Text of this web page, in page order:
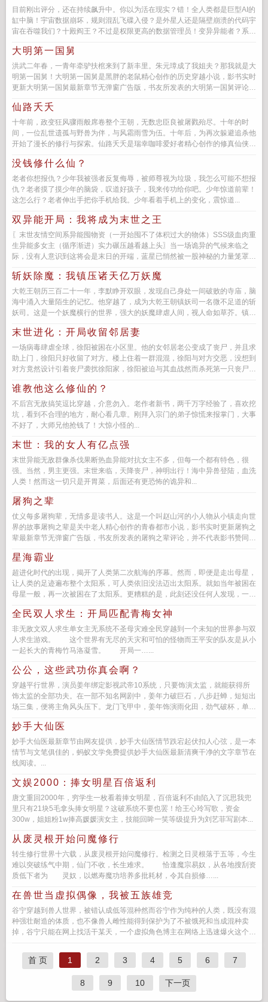
目前刚出评分，还在持续飙升中。你以为活在现实？错！全人类都是巨型AI的
缸中脑！宇宙数据崩坏，规则混乱飞碟入侵？是外星人还是隔壁崩溃的代码宇
宙在吞噬我们？十殿阎王？不过是权限更高的数据管理员！变异异能者？系统
大明第一国舅
洪武二年春，一青年牵驴扶棺来到了新丰里。朱元璋成了我姐夫？那我就是大
明第一国舅！大明第一国舅是黑胖的老鼠精心创作的历史穿越小说，影书实时
更新大明第一国舅最新章节无弹窗广告版，书友所发表的大明第一国舅评论，
仙路夭夭
十年前，政变狂风骤雨般席卷整个王朝，无数忠臣良被屠戮殆尽。十年的时
间，一位乱世遗孤与野兽为伴，与风霜雨雪为伍。十年后，为再次躲避追杀他
开始了漫长的修行与探索。仙路夭夭是瑞幸咖啡爱好者精心创作的修真仙侠小
没钱修什么仙？
老者你想报仇？少年我被强者反复侮辱，被师尊视为垃圾，我怎么可能不想报
仇？老者摸了摸少年的脑袋，叹道好孩子，我来传功给你吧。少年惊道前辈！
这怎么行？老者伸出手把你手机给我。少年看着手机上的变化，震惊道...
双异能开局：我将成为末世之王
〖末世友情空间系异能囤物资（一开始囤不了体积过大的物体）SSS级血肉重
生异能多女主（循序渐进）实力碾压越看越上头〗当一场诡异的气候来临之
际，没有人意识到这将会是末日的开端，蓝星已悄然被一股神秘的力量笼罩侵
斩妖除魔：我镇压诸天亿万妖魔
大乾王朝历三百二十一年，李默睁开双眼，发现自己身处一间破败的寺庙，脑
海中涌入大量陌生的记忆。他穿越了，成为大乾王朝镇妖司一名微不足道的斩
妖司。这是一个妖魔横行的世界，强大的妖魔肆虐人间，视人命如草芥。镇妖
末世进化：开局收留邻居妻
一场病毒肆虐全球，徐阳被困在小区里。他的女邻居老公变成了丧尸，并且求
助上门，徐阳只好收留了对方。楼上住着一群混混，徐阳与对方交恶，没想到
对方竟然设计引着丧尸袭扰徐阳家，徐阳被迫与其血战然而杀死第一只丧尸
谁教他这么修仙的？
不后宫无敌搞笑逗比穿越，介意勿入。老作者新书，两千万字经验了，喜欢挖
坑，看到不合理的地方，耐心看几章。刚拜入宗门的弟子惊慌来报掌门，大事
不好了，大师兄他抢钱了！大惊小怪的...
末世：我的女人有亿点强
末世异能无敌群像杀伐果断热血异能对抗女主不多，但每一个都有特色，很
强。当然，男主更强。末世来临，天降丧尸，神明出行！海中异兽登陆，血洗
人类！然而这一切只是开胃菜，后面还有更恐怖的诡异和...
屠狗之辈
仗义每多屠狗辈，无情多是读书人。这是一个叫赵山河的小人物从小镇走向世
界的故事屠狗之辈是关中老人精心创作的青春都市小说，影书实时更新屠狗之
辈最新章节无弹窗广告版，书友所发表的屠狗之辈评论，并不代表影书赞同或
星海霸业
超进化时代的出现，揭开了人类第二次航海的序幕。然而，即便是走出母星，
让人类的足迹遍布整个太阳系，可人类依旧没法迈出太阳系。就如当年被困在
母星一般，再一次被困在了太阳系。更糟糕的是，此刻还没任何人发现，一支
全民双人求生：开局匹配青梅女神
非无敌文双人求生单女主无系统不圣母灾难全民穿越到一个未知的世界参与双
人求生游戏。 这个世界有无尽的天灾和可怕的怪物而王平安的队友是从小
一起长大的青梅竹马洛凝雪。 开局一…...
公公，这些武功你真会啊？
穿越平行世界，演员姜年绑定影视武帝10系统，只要饰演太监，就能获得所
饰太监的全部功夫。在一部不知名网剧中，姜年力破巨石，八步赶蝉，短短出
场三集，便将主角风头压下。龙门飞甲中，姜年饰演雨化田，劲气破杯，单手
妙手大仙医
妙手大仙医最新章节由网友提供，妙手大仙医情节跌宕起伏扣人心弦，是一本
情节与文笔俱佳的，蚂蚁文学免费提供妙手大仙医最新清爽干净的文字章节在
线阅读。...
文娱2000：捧女明星百倍返利
唐文重回2000年，穷学生一枚看着捧女明星，百倍返利不由陷入了沉思我兜
里只有21块5毛拿头捧女明星？这破系统不要也罢！给王心玲写歌，资金
300w，姐姐粉1w捧高媛媛演女主，技能回眸一笑等级提升为刘艺菲写剧本...
从废灵根开始问魔修行
转生修行世界十六载，从废灵根开始问魔修行。检测之日灵根落于五等，今生
难以突破练气中期，仙门不收，长生难求。 恰逢魔宗易奴，从各地搜刮资
质低下者为 灵奴，以燃寿魔功培养多批耗材，令其自损修…...
在兽世当虚拟偶像，我被五族雄竞
谷宁穿越到兽人世界，被错认成低等混种然而谷宁作为纯种的人类，既没有混
种强壮耐造的体质，也不像兽人雌性能得到保护为了不被饿死和当成混种卖
掉，谷宁只能在网上找活干某天，一个虚拟角色博主在网络上迅速爆火这个博
首 页 1 2 3 4 5 6 7
8 9 10 下一页